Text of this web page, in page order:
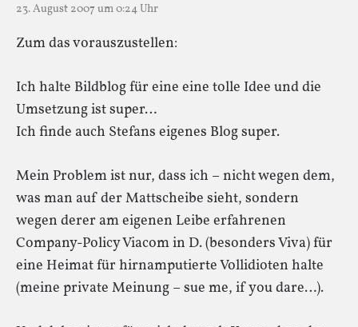
23. August 2007 um 0:24 Uhr
Zum das vorauszustellen:
Ich halte Bildblog für eine eine tolle Idee und die
Umsetzung ist super…
Ich finde auch Stefans eigenes Blog super.
Mein Problem ist nur, dass ich – nicht wegen dem,
was man auf der Mattscheibe sieht, sondern
wegen derer am eigenen Leibe erfahrenen
Company-Policy Viacom in D. (besonders Viva) für
eine Heimat für hirnamputierte Vollidioten halte
(meine private Meinung – sue me, if you dare…).